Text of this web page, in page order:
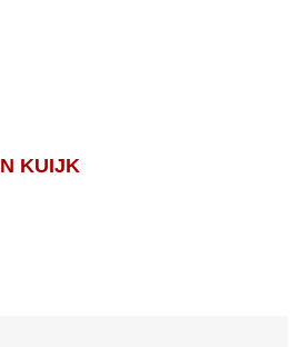
KUIJK